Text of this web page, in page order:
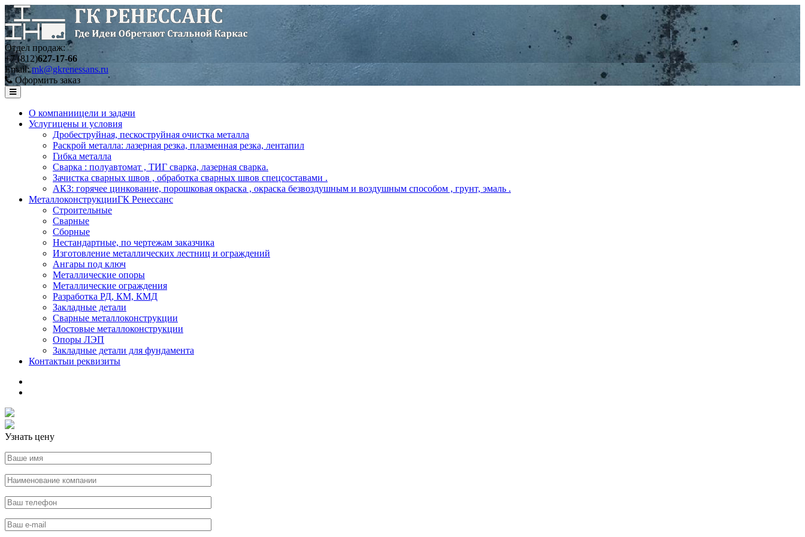
Отдел продаж:
+7 (812)627-17-66
Email:mk@gkrenessans.ru
Оформить заказ
О компаниицели и задачи
Услугицены и условия
Дробеструйная, пескоструйная очистка металла
Раскрой металла: лазерная резка, плазменная резка, лентапил
Гибка металла
Сварка : полуавтомат , ТИГ сварка, лазерная сварка.
Зачистка сварных швов , обработка сварных швов спецсоставами .
АКЗ: горячее цинкование, порошковая окраска , окраска безвоздушным и воздушным способом , грунт, эмаль .
МеталлоконструкцииГК Ренессанс
Строительные
Сварные
Сборные
Нестандартные, по чертежам заказчика
Изготовление металлических лестниц и ограждений
Ангары под ключ
Металлические опоры
Металлические ограждения
Разработка РД, КМ, КМД
Закладные детали
Сварные металлоконструкции
Мостовые металлоконструкции
Опоры ЛЭП
Закладные детали для фундамента
Контактыи реквизиты
Узнать цену